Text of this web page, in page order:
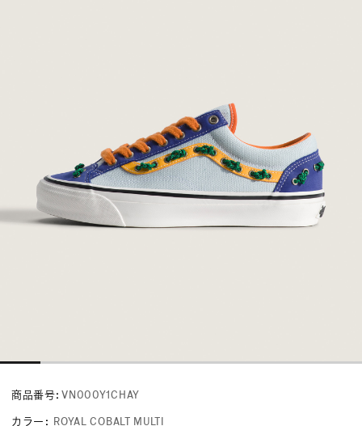
商品番号:VN000Y1CHAY
カラー: ROYAL COBALT MULTI